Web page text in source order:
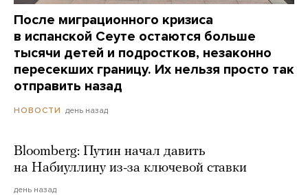
После миграционного кризиса
в испанской Сеуте остаются больше
тысячи детей и подростков, незаконно
пересекших границу. Их нельзя просто так
отправить назад
НОВОСТИ день назад
Bloomberg: Путин начал давить
на Набиуллину из-за ключевой ставки
день назад